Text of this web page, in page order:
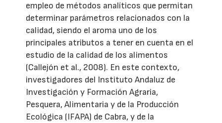
empleo de métodos analíticos que permitan
determinar parámetros relacionados con la
calidad, siendo el aroma uno de los
principales atributos a tener en cuenta en el
estudio de la calidad de los alimentos
(Callejón et al., 2008). En este contexto,
investigadores del Instituto Andaluz de
Investigación y Formación Agraria,
Pesquera, Alimentaria y de la Producción
Ecológica (IFAPA) de Cabra, y de la